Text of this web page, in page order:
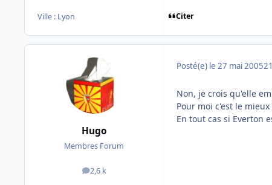
Ville : Lyon Citer
Hugo
Membres Forum
2,6 k
messages
Posté(e) le 27 mai 2005
Non, je crois qu'elle
Pour moi c'est le
En tout cas si Everton